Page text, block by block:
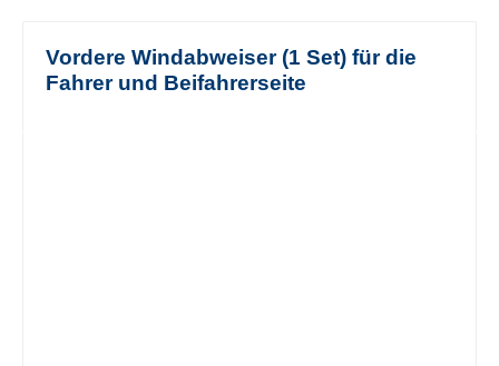
Vordere Windabweiser (1 Set) für die
Fahrer und Beifahrerseite